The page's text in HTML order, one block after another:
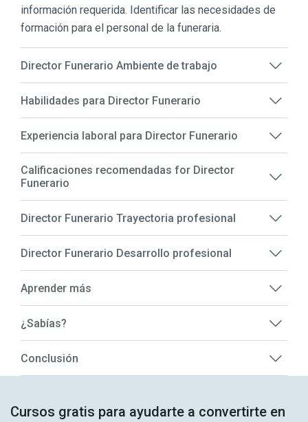
información requerida. Identificar las necesidades de
formación para el personal de la funeraria.
Director Funerario Ambiente de trabajo
Habilidades para Director Funerario
Experiencia laboral para Director Funerario
Calificaciones recomendadas for Director
Funerario
Director Funerario Trayectoria profesional
Director Funerario Desarrollo profesional
Aprender más
¿Sabías?
Conclusión
Cursos gratis para ayudarte a convertirte en